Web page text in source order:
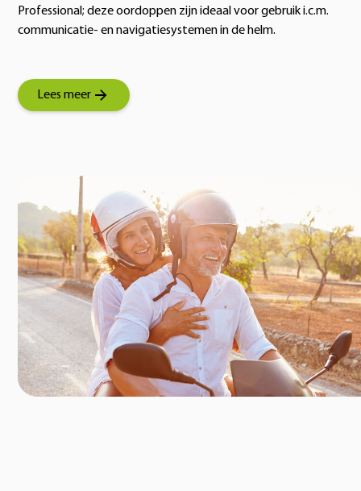
Professional; deze oordoppen zijn ideaal voor gebruik i.c.m.
communicatie- en navigatiesystemen in de helm.
Lees meer